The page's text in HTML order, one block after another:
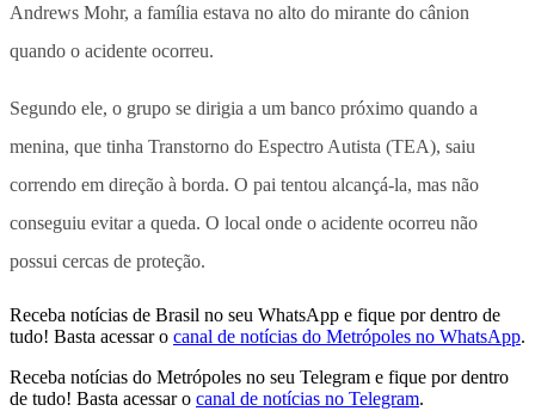
Andrews Mohr, a família estava no alto do mirante do cânion
quando o acidente ocorreu.
Segundo ele, o grupo se dirigia a um banco próximo quando a
menina, que tinha Transtorno do Espectro Autista (TEA), saiu
correndo em direção à borda. O pai tentou alcançá-la, mas não
conseguiu evitar a queda. O local onde o acidente ocorreu não
possui cercas de proteção.
Receba notícias de Brasil no seu WhatsApp e fique por dentro de
tudo! Basta acessar o canal de notícias do Metrópoles no WhatsApp.
Receba notícias do Metrópoles no seu Telegram e fique por dentro
de tudo! Basta acessar o canal de notícias no Telegram.